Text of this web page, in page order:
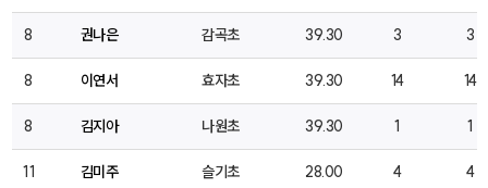
8 권나은 감곡초 39.30 3 3
8 이연서 효자초 39.30 14 14
8 김지아 나원초 39.30 1 1
11 김미주 슬기초 28.00 4 4